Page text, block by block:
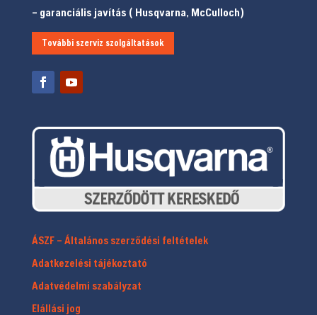
– garanciális javítás ( Husqvarna, McCulloch)
További szerviz szolgáltatások
ÁSZF – Általános szerződési feltételek
Adatkezelési tájékoztató
Adatvédelmi szabályzat
Elállási jog